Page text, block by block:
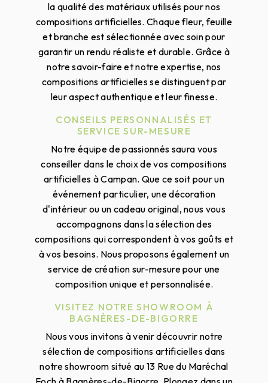
la qualité des matériaux utilisés pour nos
compositions artificielles. Chaque fleur, feuille
et branche est sélectionnée avec soin pour
garantir un rendu réaliste et durable. Grâce à
notre savoir-faire et notre expertise, nos
compositions artificielles se distinguent par
leur aspect authentique et leur finesse.
CONSEILS PERSONNALISÉS ET
SERVICE SUR-MESURE
Notre équipe de passionnés saura vous
conseiller dans le choix de vos compositions
artificielles à Campan. Que ce soit pour un
événement particulier, une décoration
d'intérieur ou un cadeau original, nous vous
accompagnons dans la sélection des
compositions qui correspondent à vos goûts et
à vos besoins. Nous proposons également un
service de création sur-mesure pour une
composition unique et personnalisée.
VISITEZ NOTRE SHOWROOM À
BAGNÈRES-DE-BIGORRE
Nous vous invitons à venir découvrir notre
sélection de compositions artificielles dans
notre showroom situé au 13 Rue du Maréchal